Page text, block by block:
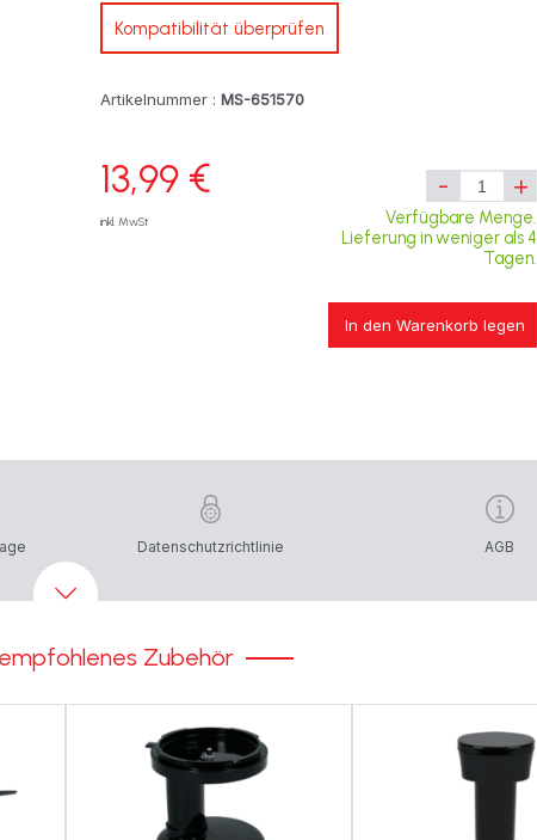
Kompatibilität überprüfen
Artikelnummer : MS-651570
13,99 €
inkl. MwSt
- +
Verfügbare Menge.
Lieferung in weniger als 4
Tagen.
In den Warenkorb legen
Datenschutzrichtlinie AGB
Zubehör